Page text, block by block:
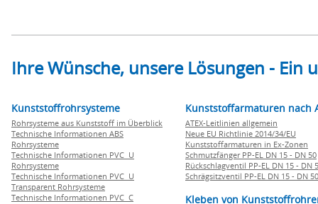
Ihre Wünsche, unsere Lösungen -
Kunststoffrohrsysteme
Rohrsysteme aus Kunststoff im Überblick
Technische Informationen ABS
Rohrsysteme
Technische Informationen PVC U
Rohrsysteme
Technische Informationen PVC U
Transparent Rohrsysteme
Technische Informationen PVC C
Kunststoffarmaturen nach
ATEX-Leitlinien allgemein
Neue EU Richtlinie 2014/34/EU
Kunststoffarmaturen in Ex-Zonen
Schmutzfänger PP-EL DN 15 - DN 50
Rückschlagventil PP-EL DN 15 - DN
Schrägsitzventil PP-EL DN 15 - DN 50
Kleben von